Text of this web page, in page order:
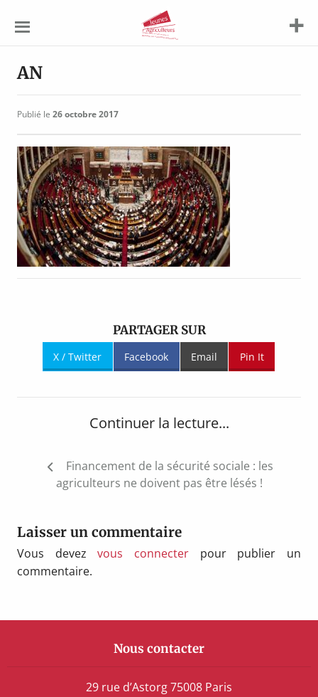
Agriculteurs
AN
Publié le 26 octobre 2017
PARTAGER SUR
X / Twitter Facebook Email Pin It
Continuer la lecture...
Navigation
Financement de la sécurité sociale : les
agriculteurs ne doivent pas être lésés !
Laisser un commentaire
Vous devezvous connecter pour publier un
commentaire.
Nous contacter
29 rue d’Astorg 75008 Paris